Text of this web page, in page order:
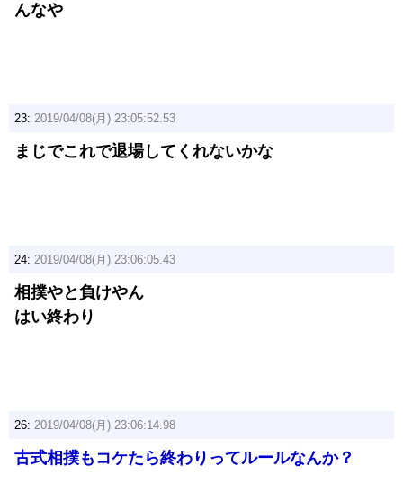
んなや
23: 2019/04/08(月) 23:05:52.53
まじでこれで退場してくれないかな
24: 2019/04/08(月) 23:06:05.43
相撲やと負けやん
はい終わり
26: 2019/04/08(月) 23:06:14.98
古式相撲もコケたら終わりってルールなんか？